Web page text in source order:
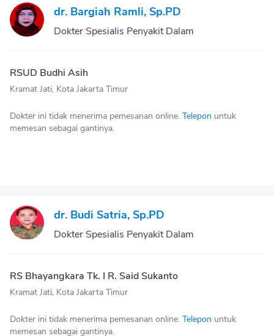
dr. Bargiah Ramli, Sp.PD
Dokter Spesialis Penyakit Dalam
RSUD Budhi Asih
Kramat Jati, Kota Jakarta Timur
Dokter ini tidak menerima pemesanan online. Telepon untuk
memesan sebagai gantinya.
dr. Budi Satria, Sp.PD
Dokter Spesialis Penyakit Dalam
RS Bhayangkara Tk. I R. Said Sukanto
Kramat Jati, Kota Jakarta Timur
Dokter ini tidak menerima pemesanan online. Telepon untuk
memesan sebagai gantinya.